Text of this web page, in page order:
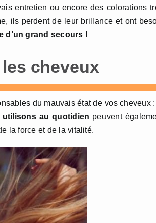
entretien ou encore des colorations
ils perdent de leur brillance et ont
d’un grand secours !
cheveux
du mauvais état de vos cheveux
au quotidien peuvent
la force et de la vitalité.